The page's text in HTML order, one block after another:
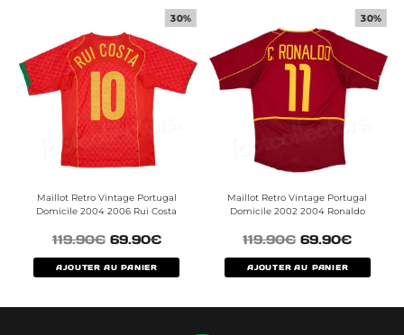
30%
Maillot Retro Vintage Portugal
Domicile 2004 2006 Rui Costa
119.90€ 69.90€
AJOUTER AU PANIER
30%
Maillot Retro Vintage Portugal
Domicile 2002 2004 Ronaldo
119.90€ 69.90€
AJOUTER AU PANIER